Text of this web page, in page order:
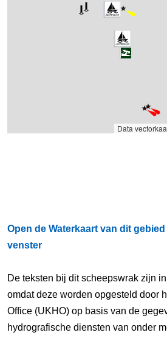
Data
Open de Waterkaart van dit
venster
De teksten bij dit scheepswrak zijn
omdat deze worden opgesteld door
Office (UKHO) op basis van de
hydrografische diensten van onder